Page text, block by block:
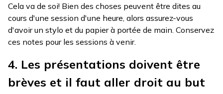
Cela va de soi! Bien des choses peuvent être dites au
cours d'une session d'une heure, alors assurez-vous
d'avoir un stylo et du papier à portée de main. Conservez
ces notes pour les sessions à venir.
4. Les présentations doivent être
brèves et il faut aller droit au but